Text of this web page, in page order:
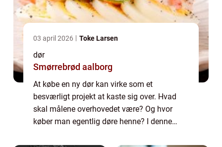
03 april 2026 Toke Larsen
dør
Smørrebrød aalborg
At købe en ny dør kan virke som et
besværligt projekt at kaste sig over. Hvad
skal målene overhovedet være? Og hvor
køber man egentlig døre henne? I denne